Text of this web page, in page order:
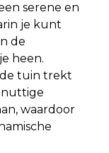
serene en
je kunt
de
heen.
tuin trekt
nuttige
waardoor